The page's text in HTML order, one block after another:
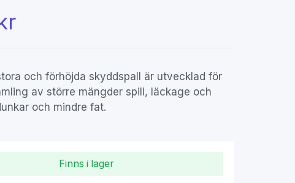
och förhöjda skyddspall är utvecklad för
av större mängder spill, läckage och
och mindre fat.
Finns i lager